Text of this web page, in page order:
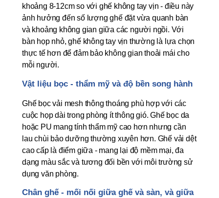
khoảng 8-12cm so với ghế không tay vịn - điều này
ảnh hưởng đến số lượng ghế đặt vừa quanh bàn
và khoảng không gian giữa các người ngồi. Với
bàn họp nhỏ, ghế không tay vịn thường là lựa chọn
thực tế hơn để đảm bảo không gian thoải mái cho
mỗi người.
Vật liệu bọc - thẩm mỹ và độ bền song hành
Ghế bọc vải mesh thông thoáng phù hợp với các
cuộc họp dài trong phòng ít thông gió. Ghế bọc da
hoặc PU mang tính thẩm mỹ cao hơn nhưng cần
lau chùi bảo dưỡng thường xuyên hơn. Ghế vải dệt
cao cấp là điểm giữa - mang lại độ mềm mại, đa
dạng màu sắc và tương đối bền với môi trường sử
dụng văn phòng.
Chân ghế - mối nối giữa ghế và sàn, và giữa